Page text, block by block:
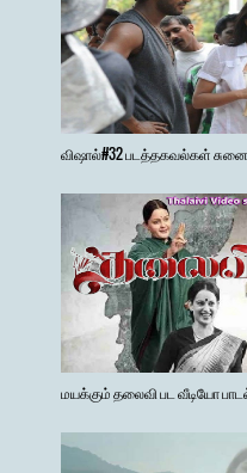
விஷால்#32 படத்தகவல்கள்
மயக்கும் தலைவி பட வீடியோ